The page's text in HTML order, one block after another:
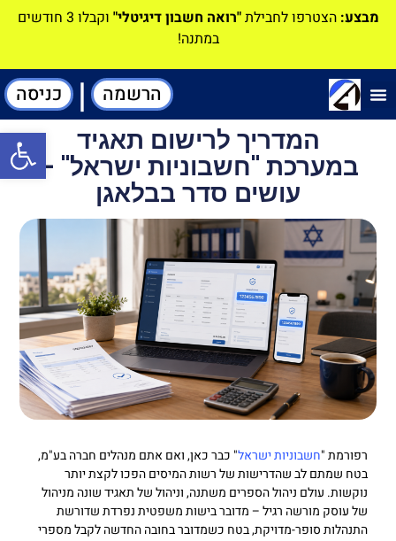
מבצע: הצטרפו לחבילת"רואה חשבון דיגיטלי"
וקבלו 3 חודשים
במתנה!
הרשמה | כניסה
המדריך לרישום תאגיד
במערכת "חשבוניות ישראל" –
עושים סדר בבלאגן
רפורמת "חשבוניות ישראל" כבר כאן, ואם אתם מנהלים חברה בע"מ,
בטח שמתם לב שהדרישות של רשות המיסים הפכו לקצת יותר
נוקשות. עולם ניהול הספרים משתנה, וניהול של תאגיד שונה מניהול
של עוסק מורשה רגיל – מדובר בישות משפטית נפרדת שדורשת
התנהלות סופר-מדויקת, בטח כשמדובר בחובה החדשה לקבל מספרי
פתח